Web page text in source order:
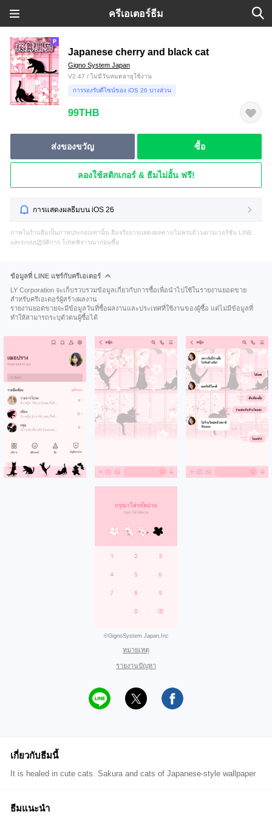
ครีเอเตอร์ธีม
Japanese cherry and black cat
Gigno System Japan
V2.47 / ไม่มีวันหมดอายุใช้งาน
การรองรับดีไซน์ของ iOS 26 บางส่วน
99THB
ส่งของขวัญ ซื้อ
ลองใช้สติกเกอร์ & ธีมไม่อั้น ฟรี!
การแสดงผลธีมบน iOS 26
ภาพในร้านธีมเป็นภาพประกอบเท่านั้น ธีมจริงอาจแสดงผลต่าง/ไม่ครบถ้วนตามเวอร์ชัน LINE
และระบบปฏิบัติการ โปรดพิจารณาก่อนซื้อ
ข้อมูลที่ LINE แชร์กับครีเอเตอร์
LY Corporation จะเก็บรวบรวมข้อมูลเกี่ยวกับการซื้อเพื่อนำไปใช้ในรายงานยอดขาย
สำหรับครีเอเตอร์ผู้สร้างผลงาน
รายงานยอดขายจะมีข้อมูลวันที่ซื้อผลงานและประเทศที่ใช้งานของผู้ซื้อ แต่ไม่มีข้อมูลที่
ทำให้สามารถระบุตัวตนผู้ซื้อได้
©GignoSystem Japan,Inc
หมายเหตุ
รายงานปัญหา
เกี่ยวกับธีมนี้
It is healed in cute cats. Sakura and cats of Japanese-style wallpaper
ธีมแนะนำ